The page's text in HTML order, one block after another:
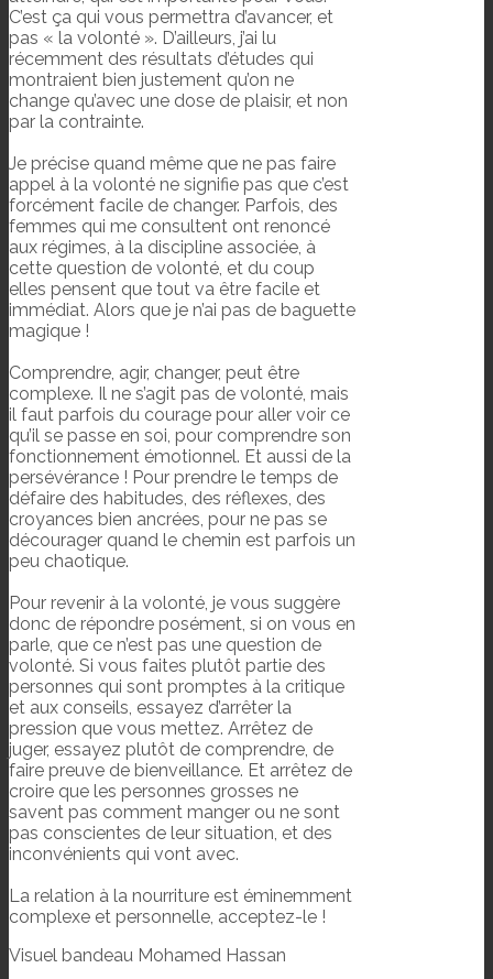
C’est ça qui vous permettra d’avancer, et
pas « la volonté ». D’ailleurs, j’ai lu
récemment des résultats d’études qui
montraient bien justement qu’on ne
change qu’avec une dose de plaisir, et non
par la contrainte.
Je précise quand même que ne pas faire
appel à la volonté ne signifie pas que c’est
forcément facile de changer. Parfois, des
femmes qui me consultent ont renoncé
aux régimes, à la discipline associée, à
cette question de volonté, et du coup
elles pensent que tout va être facile et
immédiat. Alors que je n’ai pas de baguette
magique !
Comprendre, agir, changer, peut être
complexe. Il ne s’agit pas de volonté, mais
il faut parfois du courage pour aller voir ce
qu’il se passe en soi, pour comprendre son
fonctionnement émotionnel. Et aussi de la
persévérance ! Pour prendre le temps de
défaire des habitudes, des réflexes, des
croyances bien ancrées, pour ne pas se
décourager quand le chemin est parfois un
peu chaotique.
Pour revenir à la volonté, je vous suggère
donc de répondre posément, si on vous en
parle, que ce n’est pas une question de
volonté. Si vous faites plutôt partie des
personnes qui sont promptes à la critique
et aux conseils, essayez d’arrêter la
pression que vous mettez. Arrêtez de
juger, essayez plutôt de comprendre, de
faire preuve de bienveillance. Et arrêtez de
croire que les personnes grosses ne
savent pas comment manger ou ne sont
pas conscientes de leur situation, et des
inconvénients qui vont avec.
La relation à la nourriture est éminemment
complexe et personnelle, acceptez-le !
Visuel bandeau Mohamed Hassan